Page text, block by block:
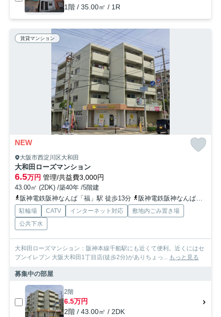
1階 / 35.00㎡ / 1R
賃貸マンション
NEW
大阪市西淀川区大和田
大和田ローズマンション
6.5万円 管理/共益費3,000円
43.00㎡ (2DK) /築40年 /5階建
阪神電鉄阪神なんば「福」駅 徒歩13分
阪神電鉄阪神なんば「出来島」駅 徒歩14分
駐輪場 CATV インターネット対応
敷地内ごみ置き場
公共下水
大和田ローズマンション：阪神本線千船駅にも近くて便利。近くにはセ
ブンイレブン 大阪大和田1丁目店(徒歩2分)がありちょっ... もっと見る
募集中の部屋
2階
6.5万円
2階 / 43.00㎡ / 2DK